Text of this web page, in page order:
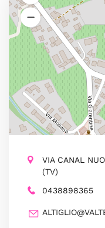
VIA CANAL
(TV)
0438898365